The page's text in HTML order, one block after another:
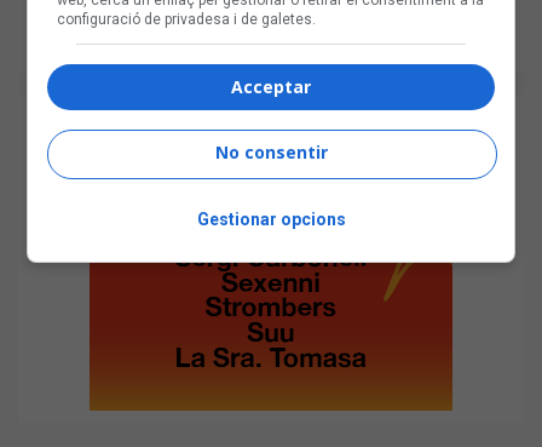
configuració de privadesa i de galetes.
Acceptar
No consentir
Gestionar opcions